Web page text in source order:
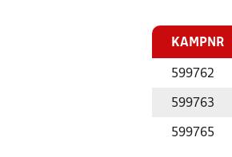
KAMPNR
599762
599763
599765